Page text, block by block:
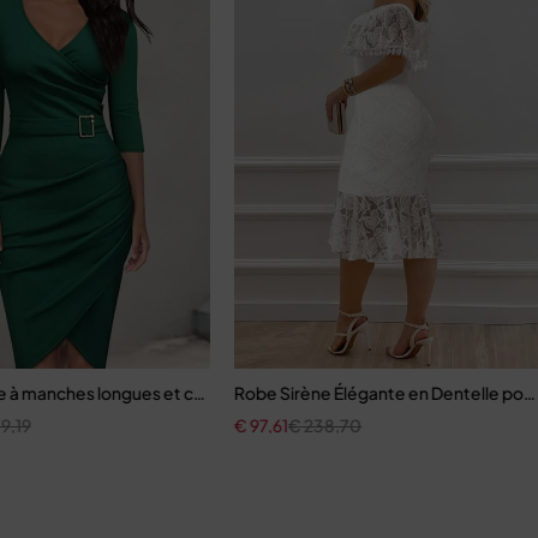
à manches longues et col en V pour femmesRobe Sirène Élégante en Dentelle
€238,70
€97,61